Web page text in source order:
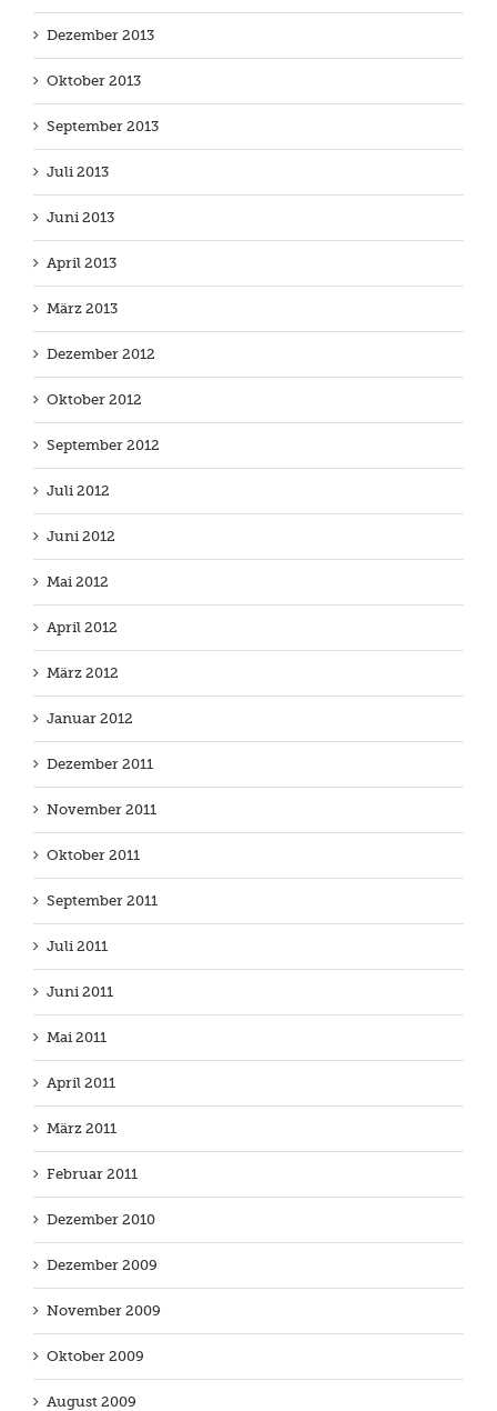
Dezember 2013
Oktober 2013
September 2013
Juli 2013
Juni 2013
April 2013
März 2013
Dezember 2012
Oktober 2012
September 2012
Juli 2012
Juni 2012
Mai 2012
April 2012
März 2012
Januar 2012
Dezember 2011
November 2011
Oktober 2011
September 2011
Juli 2011
Juni 2011
Mai 2011
April 2011
März 2011
Februar 2011
Dezember 2010
Dezember 2009
November 2009
Oktober 2009
August 2009